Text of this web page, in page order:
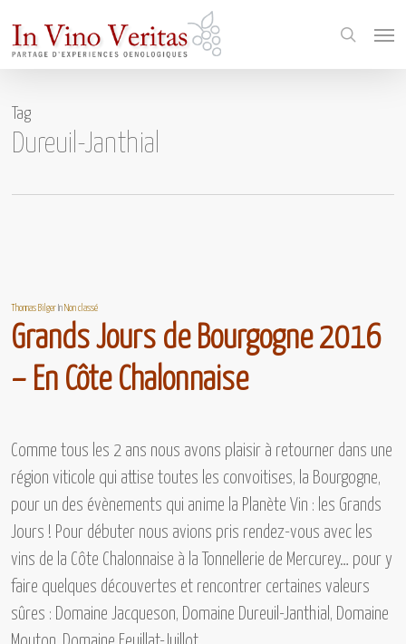
main
search
Tag
Dureuil-Janthial
Thomas Bilger InNon classé
Grands Jours de Bourgogne 2016
– En Côte Chalonnaise
Comme tous les 2 ans nous avons plaisir à retourner dans une
région viticole qui attise toutes les convoitises, la Bourgogne,
pour un des évènements qui anime la Planète Vin : les Grands
Jours ! Pour débuter nous avions pris rendez-vous avec les
vins de la Côte Chalonnaise à la Tonnellerie de Mercurey… pour y
faire quelques découvertes et rencontrer certaines valeurs
sûres : Domaine Jacqueson, Domaine Dureuil-Janthial, Domaine